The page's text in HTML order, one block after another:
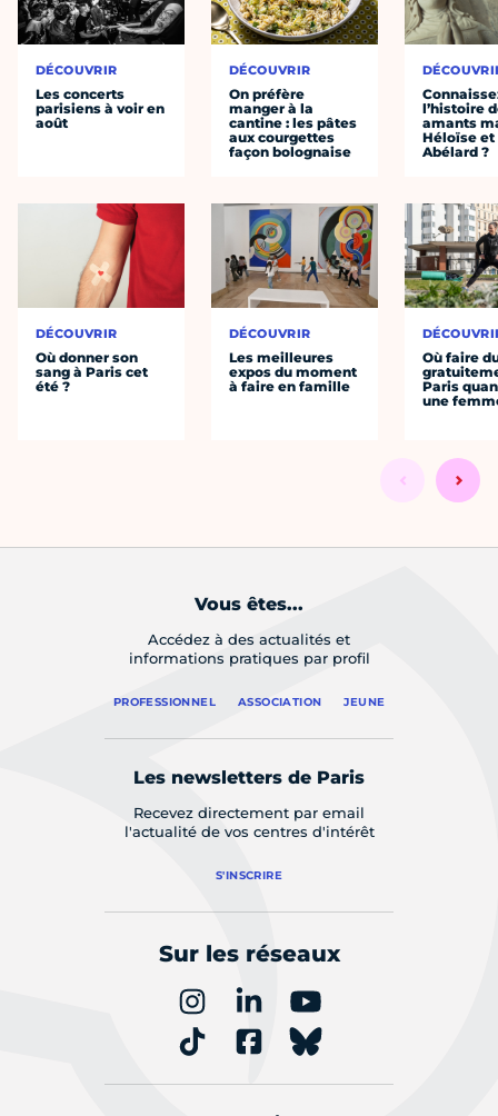
DÉCOUVRIR
Les concerts
parisiens à voir en
août
DÉCOUVRIR
Où donner son
sang à Paris cet
été ?
DÉCOUVRIR
On préfère
manger à la
cantine : les pâtes
aux courgettes
façon bolognaise
DÉCOUVRIR
Les meilleures
expos du moment
à faire en famille
l’histoire
amants
Héloïse et
Abélard ?
Où faire
Paris
une
Vous êtes...
Accédez à des actualités et
informations pratiques par profil
PROFESSIONNEL ASSOCIATION JEUNE
Les newsletters de Paris
Recevez directement par email
l'actualité de vos centres d'intérêt
S'INSCRIRE
Sur les réseaux